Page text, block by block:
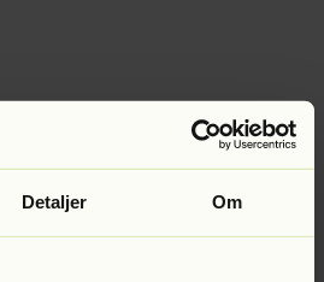
Detaljer Om